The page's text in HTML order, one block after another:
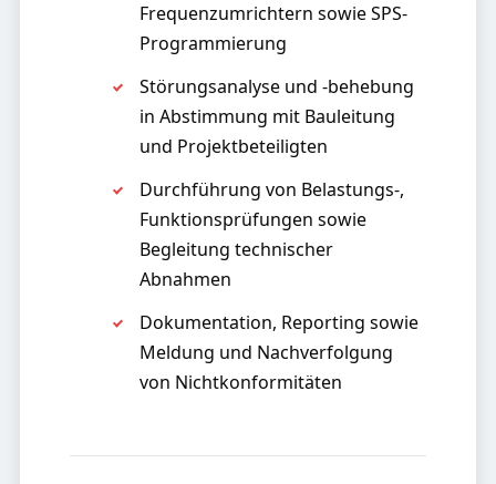
Frequenzumrichtern sowie SPS-
Programmierung
Störungsanalyse und -behebung
in Abstimmung mit Bauleitung
und Projektbeteiligten
Durchführung von Belastungs-,
Funktionsprüfungen sowie
Begleitung technischer
Abnahmen
Dokumentation, Reporting sowie
Meldung und Nachverfolgung
von Nichtkonformitäten